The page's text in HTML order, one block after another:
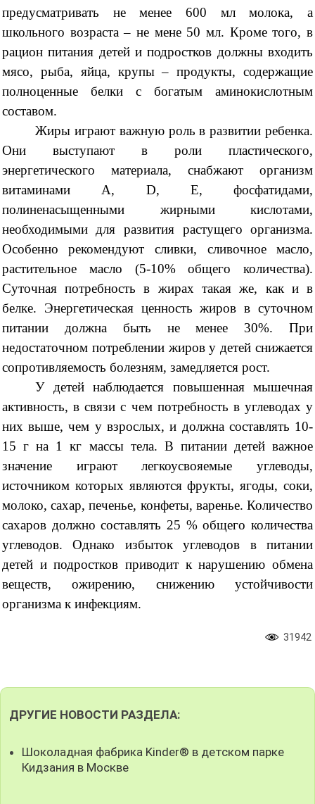
предусматривать не менее 600 мл молока, а
школьного возраста – не мене 50 мл. Кроме того, в
рацион питания детей и подростков должны входить
мясо, рыба, яйца, крупы – продукты, содержащие
полноценные белки с богатым аминокислотным
составом.
Жиры играют важную роль в развитии ребенка.
Они выступают в роли пластического,
энергетического материала, снабжают организм
витаминами А, D, Е, фосфатидами,
полиненасыщенными жирными кислотами,
необходимыми для развития растущего организма.
Особенно рекомендуют сливки, сливочное масло,
растительное масло (5-10% общего количества).
Суточная потребность в жирах такая же, как и в
белке. Энергетическая ценность жиров в суточном
питании должна быть не менее 30%. При
недостаточном потреблении жиров у детей снижается
сопротивляемость болезням, замедляется рост.
У детей наблюдается повышенная мышечная
активность, в связи с чем потребность в углеводах у
них выше, чем у взрослых, и должна составлять 10-
15 г на 1 кг массы тела. В питании детей важное
значение играют легкоусвояемые углеводы,
источником которых являются фрукты, ягоды, соки,
молоко, сахар, печенье, конфеты, варенье. Количество
сахаров должно составлять 25 % общего количества
углеводов. Однако избыток углеводов в питании
детей и подростков приводит к нарушению обмена
веществ, ожирению, снижению устойчивости
организма к инфекциям.
31942
ДРУГИЕ НОВОСТИ РАЗДЕЛА:
Шоколадная фабрика Kinder® в детском парке
Кидзания в Москве